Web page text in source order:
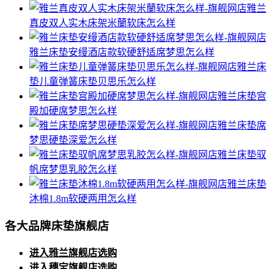
雅兰
真皮双人实木床架米蘭软床怎么样
雅兰床垫安缦酒店款软硬舒适席梦思怎么样
雅兰床
垫儿童弹簧床垫贝思乐怎么样
雅兰床垫宫
殿加硬席梦思怎么样
雅兰床垫席
梦思硬垫深爱怎么样
雅兰床垫驭
帆席梦思乳胶怎么样
雅兰床垫
沐棉1.8m软硬两用怎么样
各大品牌床垫旗舰店
进入雅兰旗舰店选购